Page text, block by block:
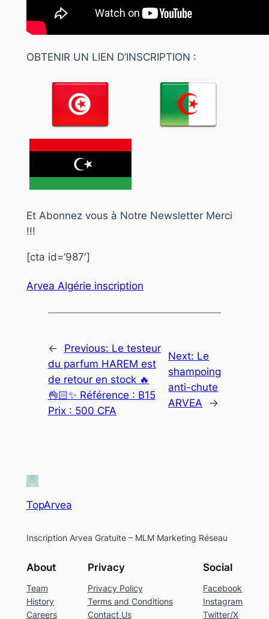
OBTENIR UN LIEN D’INSCRIPTION :
Et Abonnez vous à Notre Newsletter Merci
!!!
[cta id=’987′]
Arvea Algérie inscription
← Previous: Le testeur
du parfum HAREM est
de retour en stock 🔥
👌🏻✨ Référence : B15
Prix : 500 CFA
Next: Le
shampoing
anti-chute
ARVEA
→
TopArvea
Inscription Arvea Gratuite – MLM Marketing Réseau
About
Team
History
Careers
Privacy
Privacy Policy
Terms and Conditions
Contact Us
Social
Facebook
Instagram
Twitter/X